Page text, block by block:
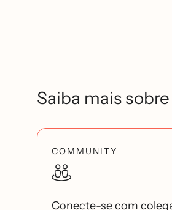
Saiba mais
COMMUNITY
Conecte-se com